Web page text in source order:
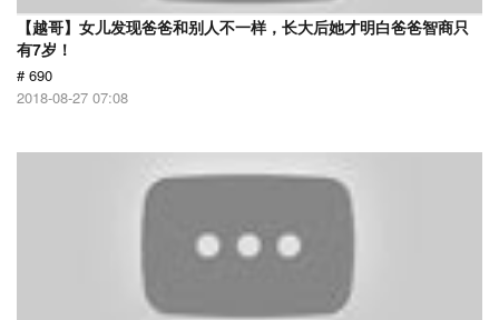
【越哥】女儿发现爸爸和别人不一样，长大后她才明白爸爸智商只
有7岁！
# 690
2018-08-27 07:08